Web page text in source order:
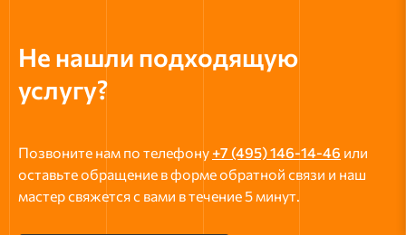
Не нашли подходящую
услугу?
Позвоните нам по телефону +7 (495) 146-14-46 или
оставьте обращение в форме обратной связи и наш
мастер свяжется с вами в течение 5 минут.